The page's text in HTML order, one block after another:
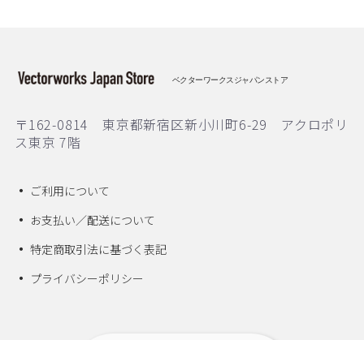
ベクターワークスジャパンストア
〒162-0814 東京都新宿区新小川町6-29 アクロポリ
ス東京 7階
ご利用について
お支払い／配送について
特定商取引法に基づく表記
プライバシーポリシー